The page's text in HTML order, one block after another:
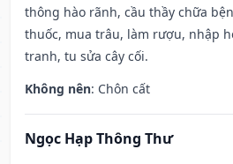
thông hào rãnh, cầu thầy chữa
thuốc, mua trâu, làm rượu, nhập
tranh, tu sửa cây cối.
Không nên: Chôn cất
Ngọc Hạp Thông Thư